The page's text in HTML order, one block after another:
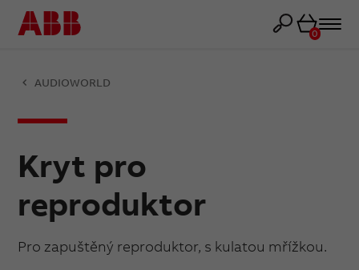
Košík
0
AUDIOWORLD
Kryt pro
reproduktor
Pro zapuštěný reproduktor, s kulatou mřížkou.